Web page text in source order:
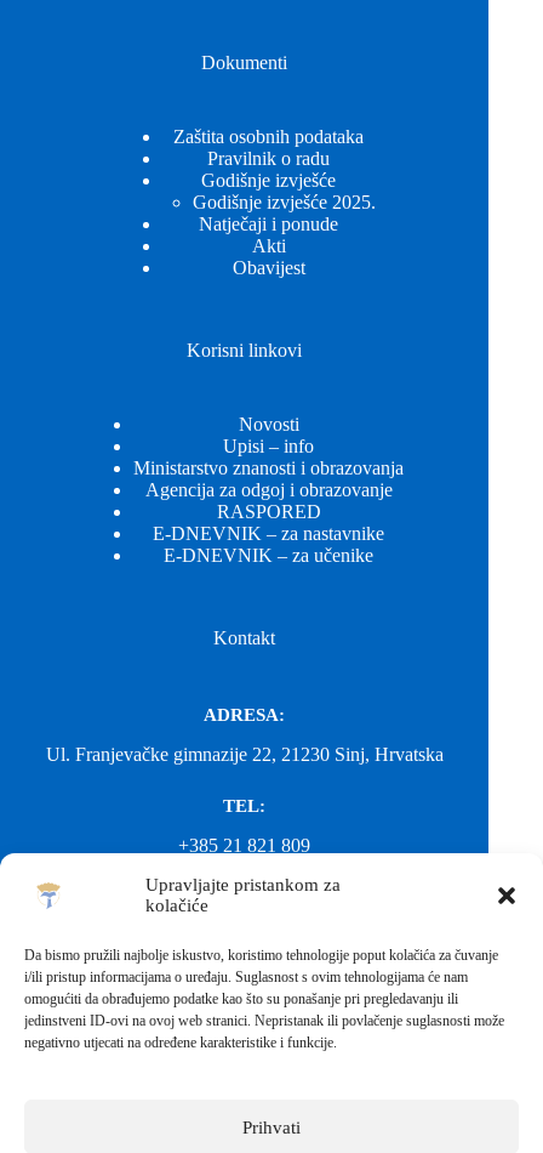
Upravljajte pristankom za
kolačiće
Da bismo pružili najbolje iskustvo, koristimo tehnologije poput kolačića za čuvanje
i/ili pristup informacijama o uređaju. Suglasnost s ovim tehnologijama će nam
omogućiti da obrađujemo podatke kao što su ponašanje pri pregledavanju ili
jedinstveni ID-ovi na ovoj web stranici. Nepristanak ili povlačenje suglasnosti može
negativno utjecati na određene karakteristike i funkcije.
Prihvati
Dokumenti
Zaštita osobnih podataka
Pravilnik o radu
Godišnje izvješće
Godišnje izvješće 2025.
Natječaji i ponude
Akti
Obavijest
Korisni linkovi
Novosti
Upisi – info
Ministarstvo znanosti i obrazovanja
Agencija za odgoj i obrazovanje
RASPORED
E-DNEVNIK – za nastavnike
E-DNEVNIK – za učenike
Kontakt
ADRESA:
Ul. Franjevačke gimnazije 22, 21230 Sinj, Hrvatska
TEL:
+385 21 821 809
EMAIL:
EMAIL:
fkgsinj@gmail.com
Svako neovlašteno preuzimanje fotografija i sadržaja s ove web
Sva prava pridržana © 2026 - FRANJEVAČKA KLASIČNA